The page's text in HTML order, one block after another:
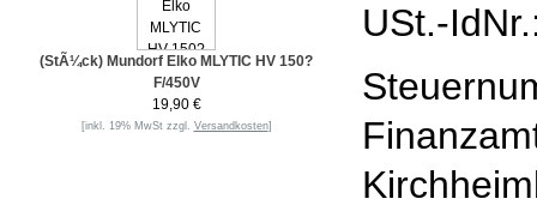
(StÃ¼ck) Mundorf Elko MLYTIC HV 150?
F/450V
19,90 €
[inkl. 19% MwSt zzgl. Versandkosten]
USt.-